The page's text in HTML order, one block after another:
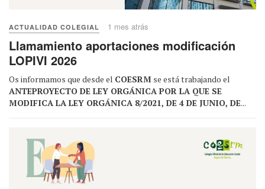
ACTUALIDAD COLEGIAL 1 mes atrás
Llamamiento aportaciones modificación
LOPIVI 2026
Os informamos que desde el COESRM se está trabajando el
ANTEPROYECTO DE LEY ORGÁNICA POR LA QUE SE
MODIFICA LA LEY ORGÁNICA 8/2021, DE 4 DE JUNIO, DE...